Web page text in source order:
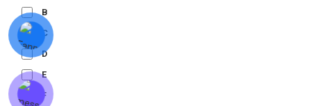
B
C
D
E
F